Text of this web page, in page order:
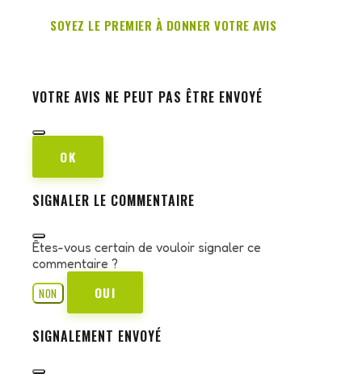
SOYEZ LE PREMIER À DONNER VOTRE AVIS
VOTRE AVIS NE PEUT PAS ÊTRE ENVOYÉ
OK
SIGNALER LE COMMENTAIRE
Êtes-vous certain de vouloir signaler ce
commentaire ?
NON
OUI
SIGNALEMENT ENVOYÉ